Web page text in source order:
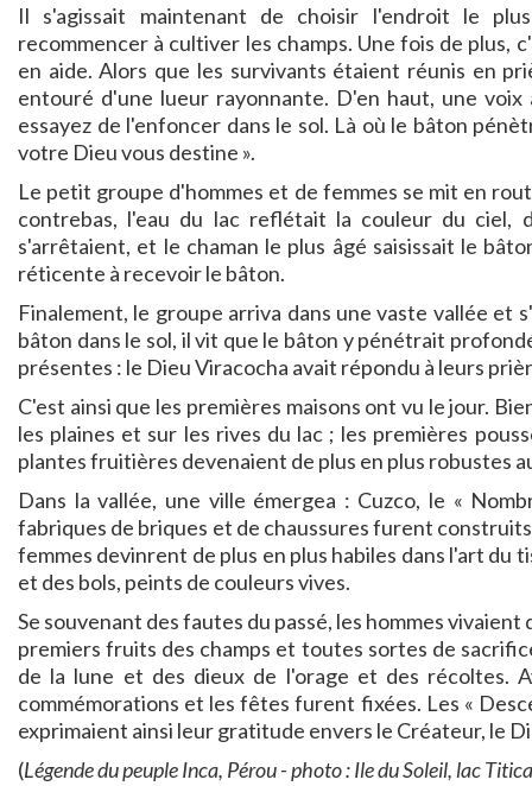
Il s'agissait maintenant de choisir l'endroit le
recommencer à cultiver les champs. Une fois de
en aide. Alors que les survivants étaient réunis en
entouré d'une lueur rayonnante. D'en haut, une
essayez de l'enfoncer dans le sol. Là où le bâton
votre Dieu vous destine ».
Le petit groupe d'hommes et de femmes se mit en
contrebas, l'eau du lac reflétait la couleur du ciel,
s'arrêtaient, et le chaman le plus âgé saisissait le
réticente à recevoir le bâton.
Finalement, le groupe arriva dans une vaste vallée et
bâton dans le sol, il vit que le bâton y pénétrait
présentes : le Dieu Viracocha avait répondu à leurs
C'est ainsi que les premières maisons ont vu le jour.
les plaines et sur les rives du lac ; les premières
plantes fruitières devenaient de plus en plus robustes
Dans la vallée, une ville émergea : Cuzco, le «
fabriques de briques et de chaussures furent
femmes devinrent de plus en plus habiles dans l'art du
et des bols, peints de couleurs vives.
Se souvenant des fautes du passé, les hommes
premiers fruits des champs et toutes sortes de
de la lune et des dieux de l'orage et des récoltes.
commémorations et les fêtes furent fixées. Les «
exprimaient ainsi leur gratitude envers le Créateur, le
(Légende du peuple Inca, Pérou - photo : Ile du Soleil, lac